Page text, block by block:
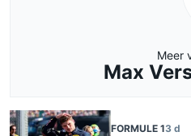
Meer
Max
FORMULE 13 d